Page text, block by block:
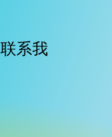
联系我